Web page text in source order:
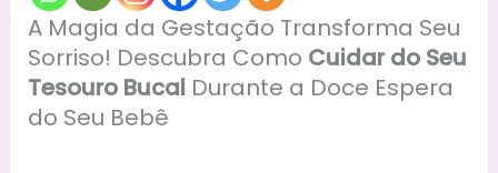
A Magia da Gestação Transforma Seu
Sorriso! Descubra Como Cuidar do Seu
Tesouro Bucal Durante a Doce Espera
do Seu Bebê